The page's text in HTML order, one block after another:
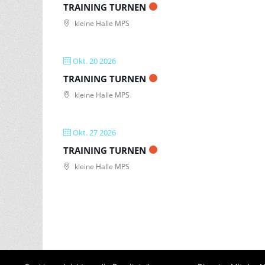
TRAINING TURNEN
kleine Halle MPS
Okt. 20 2026
TRAINING TURNEN
kleine Halle MPS
Okt. 27 2026
TRAINING TURNEN
kleine Halle MPS